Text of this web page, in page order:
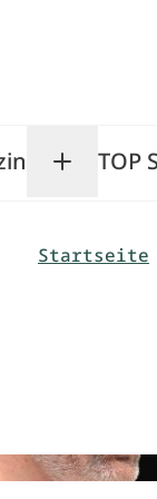
Toggle
TOP
Startseite